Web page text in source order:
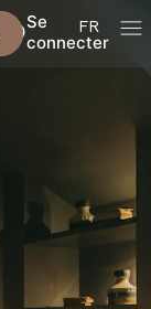
FR
Se
connecter